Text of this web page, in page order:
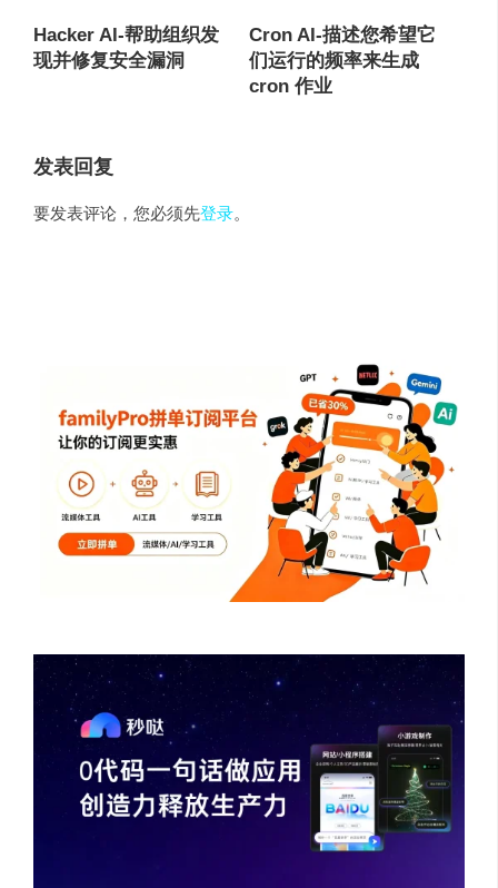
Hacker AI-帮助组织发
现并修复安全漏洞
Cron AI-描述您希望它
们运行的频率来生成
cron 作业
发表回复
要发表评论，您必须先登录。